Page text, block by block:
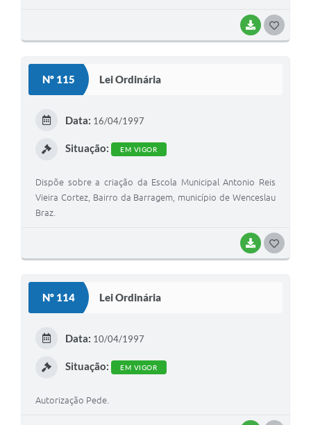
BAIXAR
Nº 115 Lei Ordinária
BAIXAR
Data: 16/04/1997
Situação: EM VIGOR
Dispõe sobre a criação da Escola Municipal Antonio Reis
Vieira Cortez, Bairro da Barragem, município de Wenceslau
Braz.
Nº 114 Lei Ordinária
Data: 10/04/1997
Situação: EM VIGOR
Autorização Pede.